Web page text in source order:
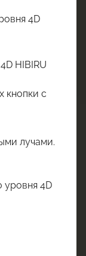
HIBIRU
кнопки с
лучами.